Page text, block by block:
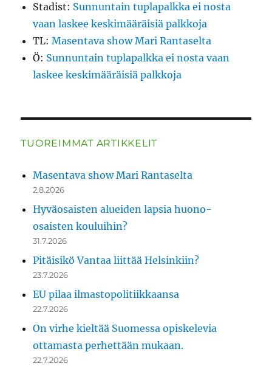
Stadist: Sunnuntain tuplapalkka ei nosta
vaan laskee keskimääräisiä palkkoja
TL:Masentava show Mari Rantaselta
Ö: Sunnuntain tuplapalkka ei nosta vaan
laskee keskimääräisiä palkkoja
TUOREIMMAT ARTIKKELIT
Masentava show Mari Rantaselta
2.8.2026
Hyväosaisten alueiden lapsia huono-
osaisten kouluihin?
31.7.2026
Pitäisikö Vantaa liittää Helsinkiin?
23.7.2026
EU pilaa ilmastopolitiikkaansa
22.7.2026
On virhe kieltää Suomessa opiskelevia
ottamasta perhettään mukaan.
22.7.2026